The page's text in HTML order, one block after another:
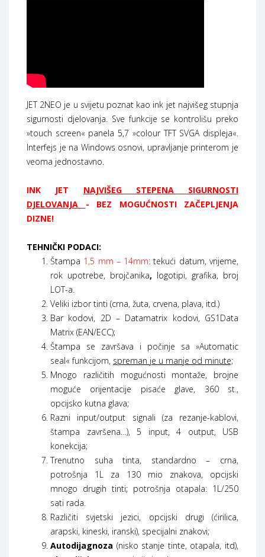
JET 2NEO je u svijetu poznat kao ink jet najvišeg stupnja
sigurnosti djelovanja. Sve funkcije se kontrolišu preko
»touch screen« panela 5,7 »colour TFT SVGA displeja«.
Interfejs je na Windows osnovi, upravljanje printerom je
veoma jednostavno.
INK JET NAJVIŠEG STEPENA SIGURNOSTI
DJELOVANJA - BEZ MOGUĆNOSTI ZAČEPLJENJA
DIZNE!
TEHNIČKI PODACI:
Štampa 1,5 mm – 14mm: tekući datum, vrijeme,
rok upotrebe, brojčanika, logotipi, grafika, broj
LOT-a.
Veliki izbor tinti (crna, žuta, crvena, plava, itd.)
Bar kodovi, 2D – Datamatrix kodovi, GS1Data
Matrix (EAN/ECC);
Štampa se završava i počinje sa »Automatic
seal« funkcijom, spreman je u manje od minute;
Mnogo različitih mogućnosti montaže, brojne
moguće orijentacije pisaće glave, 360 st.,
opcijsko kutna glava;
Razni input/output signali (za rezanje-kablovi,
štampa završena…), 5 input, 4 output, USB
konekcija;
Trenutno suha tinta, standardno – crna,
potrošnja 1L za 130 mio znakova, opcijski
mnogo drugih tinti; potrošnja otapala: 1L/250
sati rada.
Različiti svjetski jezici, opcijski drugi (ćirilica,
arapski, kineski, iranski), specijalni znakovi;
Autodijagnoza (nisko stanje tinte, otapala, itd),